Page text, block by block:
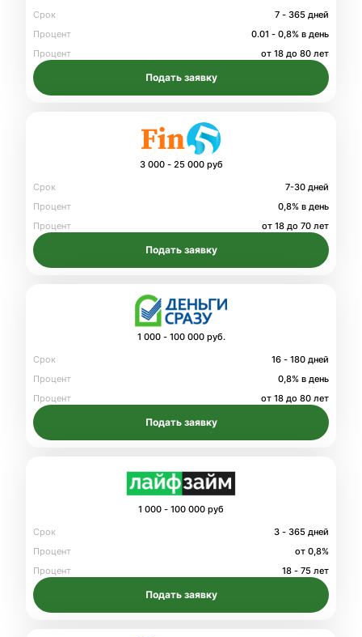
Срок
7 - 365 дней
Процент
0.01 - 0,8% в день
Процент
от 18 до 80 лет
Подать заявку
3 000 - 25 000 руб
Срок
7-30 дней
Процент
0,8% в день
Процент
от 18 до 70 лет
Подать заявку
1 000 - 100 000 руб.
Срок
16 - 180 дней
Процент
0,8% в день
Процент
от 18 до 80 лет
Подать заявку
1 000 - 100 000 руб
Срок
3 - 365 дней
Процент
от 0,8%
Процент
18 - 75 лет
Подать заявку